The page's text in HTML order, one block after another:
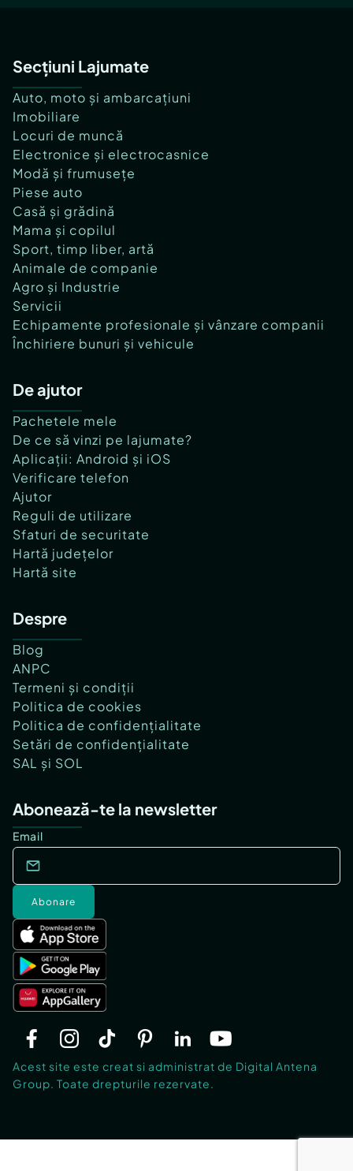
Secțiuni Lajumate
Auto, moto și ambarcațiuni
Imobiliare
Locuri de muncă
Electronice și electrocasnice
Modă și frumusețe
Piese auto
Casă și grădină
Mama și copilul
Sport, timp liber, artă
Animale de companie
Agro și Industrie
Servicii
Echipamente profesionale și vânzare companii
Închiriere bunuri și vehicule
De ajutor
Pachetele mele
De ce să vinzi pe lajumate?
Aplicații: Android și iOS
Verificare telefon
Ajutor
Reguli de utilizare
Sfaturi de securitate
Hartă județelor
Hartă site
Despre
Blog
ANPC
Termeni și condiții
Politica de cookies
Politica de confidențialitate
Setări de confidențialitate
SAL și SOL
Abonează-te la newsletter
Email
Abonare
Acest site este creat si administrat de Digital Antena
Group. Toate drepturile rezervate.